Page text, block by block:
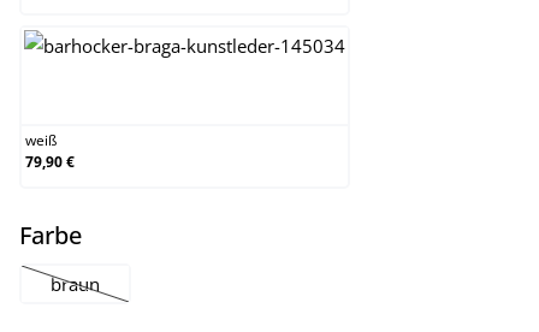
weiß
79,90 €
Farbeauswählen
braun
(Diese Option ist zurzeit nicht verfügbar.)